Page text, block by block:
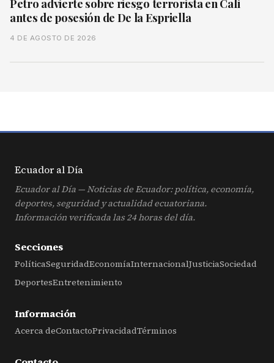
Petro advierte sobre riesgo terrorista en Cali
antes de posesión de De la Espriella
4 DE AGOSTO DE 2026
Ecuador alDía
Ecuador al Día — Noticias de Ecuador: política, economía,
deportes, seguridad y actualidad ecuatoriana.
Información verificada las 24 horas del día.
Secciones
PolíticaSeguridadEconomíaInternacionalJusticiaSociedad
DeportesEntretenimiento
Información
Acerca deContactoPrivacidadTérminos